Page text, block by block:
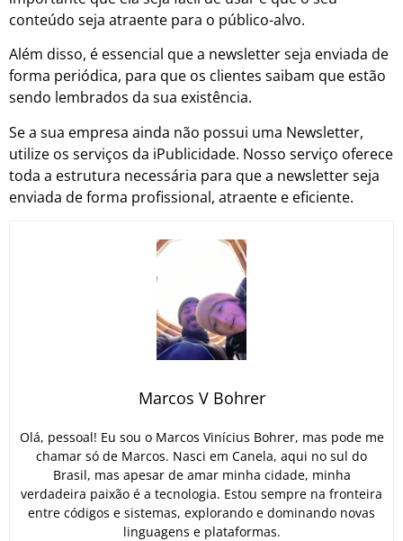
conteúdo seja atraente para o público-alvo.
Além disso, é essencial que a newsletter seja enviada de
forma periódica, para que os clientes saibam que estão
sendo lembrados da sua existência.
Se a sua empresa ainda não possui uma Newsletter,
utilize os serviços da iPublicidade. Nosso serviço oferece
toda a estrutura necessária para que a newsletter seja
enviada de forma profissional, atraente e eficiente.
Marcos V Bohrer
Olá, pessoal! Eu sou o Marcos Vinícius Bohrer, mas pode me
chamar só de Marcos. Nasci em Canela, aqui no sul do
Brasil, mas apesar de amar minha cidade, minha
verdadeira paixão é a tecnologia. Estou sempre na fronteira
entre códigos e sistemas, explorando e dominando novas
linguagens e plataformas.